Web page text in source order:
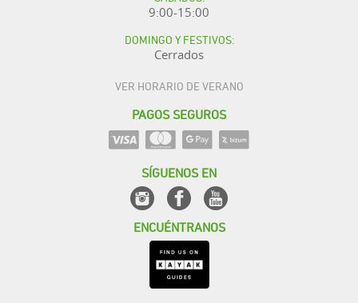
9:00-15:00
DOMINGO Y FESTIVOS:
Cerrados
VER HORARIO DE VERANO
PAGOS SEGUROS
SÍGUENOS EN
ENCUÉNTRANOS